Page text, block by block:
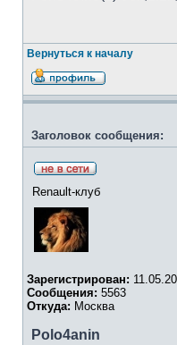
Вернуться к началу
Заголовок сообщения:
Renault-клуб
Зарегистрирован:
Сообщения: 5563
Откуда: Москва
Polo4anin